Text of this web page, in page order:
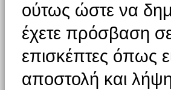
ούτως ώστε να
έχετε πρόσβαση
επισκέπτες όπως
αποστολή και